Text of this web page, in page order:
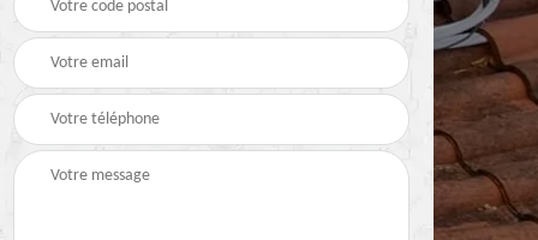
Hydrofuge coloré pour
toiture 85
Démoussage
nettoyage de tuile 85